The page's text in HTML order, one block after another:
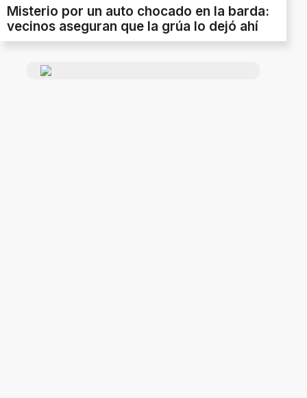
Misterio por un auto chocado en la barda:
vecinos aseguran que la grúa lo dejó ahí